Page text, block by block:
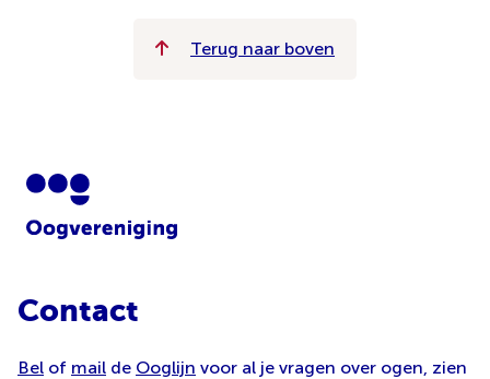
Terug naar boven
Contact
Bel of mail de Ooglijn voor al je vragen over ogen, zien